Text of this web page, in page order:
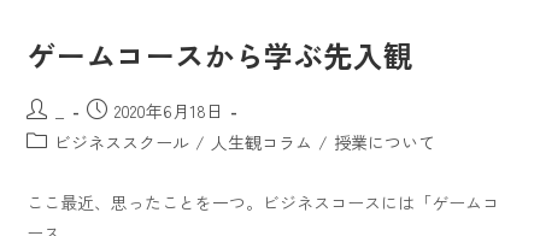
ゲームコースから学ぶ先入観
2020年6月18日
ビジネススクール / 人生観コラム / 授業について
ここ最近、思ったことを一つ。ビジネスコースには「ゲームコ